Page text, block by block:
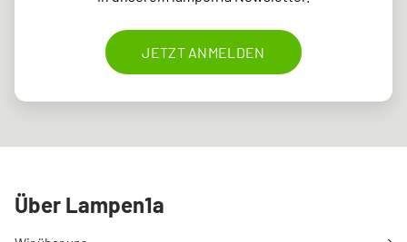
JETZT ANMELDEN
Über Lampen1a